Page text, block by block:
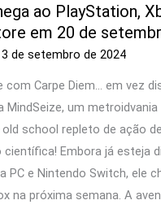
ao PlayStation,
em 20 de
de setembro de 2024
com Carpe Diem… em vez
MindSeize, um metroidvania
school repleto de ação
Embora já esteja
PC e Nintendo Switch, ele
na próxima semana. A